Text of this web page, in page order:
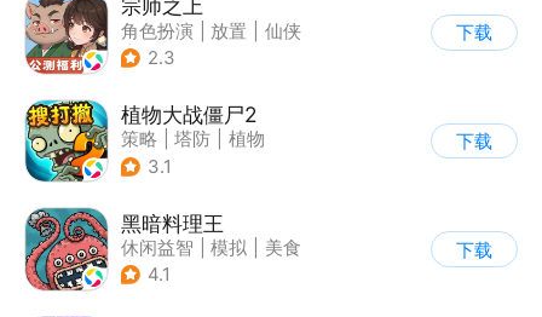
宗师之上
角色扮演 放置
仙侠
| 剧情
2.3
下载
植物大战僵尸2
策略 塔防
植物
| 植物大战僵尸
3.1
下载
黑暗料理王
休闲益智 模拟
美食
| 卡通
4.1
下载